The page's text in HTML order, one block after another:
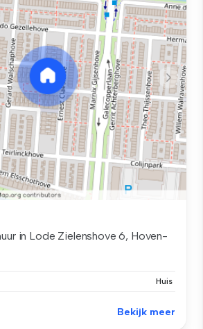
in Lode Zielenshove 6, Hoven-
Huis
Bekijk meer